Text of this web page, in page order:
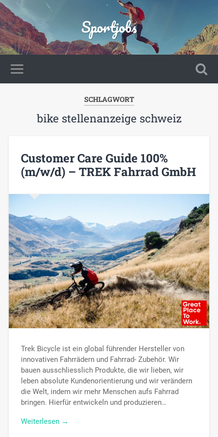
Sportjobs
SCHLAGWORT
bike stellenanzeige schweiz
Customer Care Guide 100%
(m/w/d) – TREK Fahrrad GmbH
Trek Bicycle ist ein global führender Hersteller von
innovativen Fahrrädern und Fahrrad- Zubehör. Wir
bauen ausschliesslich Produkte, die wir lieben, wir
leben absolute Kundenorientierung und wir verändern
die Welt, indem wir mehr Menschen aufs Fahrrad
bringen. Hierfür entwickeln und produzieren…
Weiterlesen →